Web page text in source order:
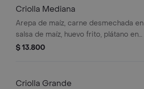
Criolla Mediana
Arepa de maíz, carne desmechada en
salsa de maíz, huevo frito, plátano en
cubitos, maíz tierno y queso
$ 13.800
Criolla Grande